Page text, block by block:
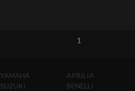
1
YAMAHA
SUZUKI
APRILIA
BENELLI